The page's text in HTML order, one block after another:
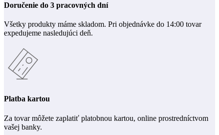
Doručenie do 3 pracovných dní
Všetky produkty máme skladom. Pri objednávke do 14:00 tovar
expedujeme nasledujúci deň.
Platba kartou
Za tovar môžete zaplatiť platobnou kartou, online prostredníctvom
vašej banky.